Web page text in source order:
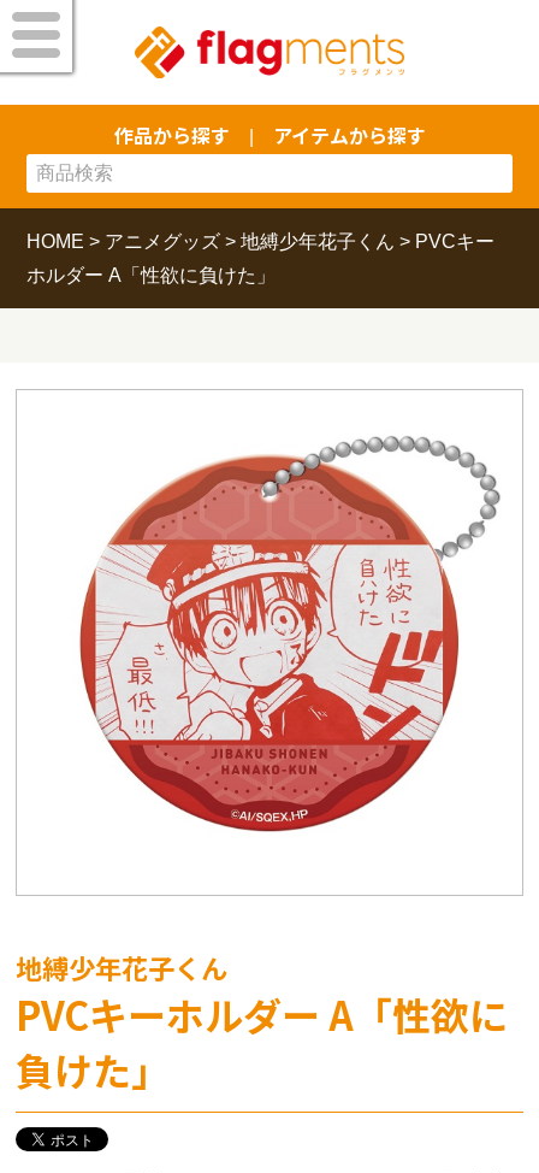
作品から探す アイテムから探す
HOME > アニメグッズ >地縛少年花子くん > PVCキー
ホルダー A「性欲に負けた」
地縛少年花子くん
PVCキーホルダー A「性欲に
負けた」